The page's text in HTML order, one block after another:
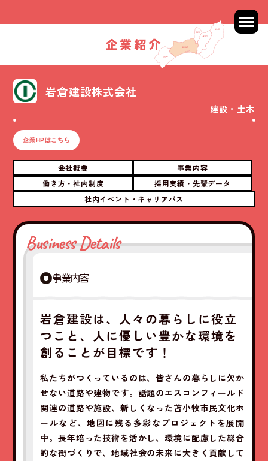
企業紹介
岩倉建設株式会社
建設・土木
企業HPはこちら
会社概要
事業内容
働き方・社内制度
採用実績・先輩データ
社内イベント・キャリアパス
Business Details
事業内容
岩倉建設は、人々の暮らしに役立
つこと、人に優しい豊かな環境を
創ることが目標です！
私たちがつくっているのは、皆さんの暮らしに欠か
せない道路や建物です。話題のエスコンフィールド
関連の道路や施設、新しくなった苫小牧市民文化ホ
ールなど、地図に残る多彩なプロジェクトを展開
中。長年培った技術を活かし、環境に配慮した総合
的な街づくりで、地域社会の未来に大きく貢献して